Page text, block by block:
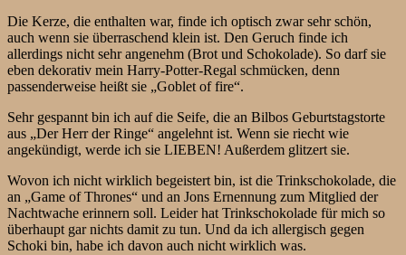
Die Kerze, die enthalten war, finde ich optisch zwar sehr schön,
auch wenn sie überraschend klein ist. Den Geruch finde ich
allerdings nicht sehr angenehm (Brot und Schokolade). So darf sie
eben dekorativ mein Harry-Potter-Regal schmücken, denn
passenderweise heißt sie „Goblet of fire“.
Sehr gespannt bin ich auf die Seife, die an Bilbos Geburtstagstorte
aus „Der Herr der Ringe“ angelehnt ist. Wenn sie riecht wie
angekündigt, werde ich sie LIEBEN! Außerdem glitzert sie.
Wovon ich nicht wirklich begeistert bin, ist die Trinkschokolade, die
an „Game of Thrones“ und an Jons Ernennung zum Mitglied der
Nachtwache erinnern soll. Leider hat Trinkschokolade für mich so
überhaupt gar nichts damit zu tun. Und da ich allergisch gegen
Schoki bin, habe ich davon auch nicht wirklich was.